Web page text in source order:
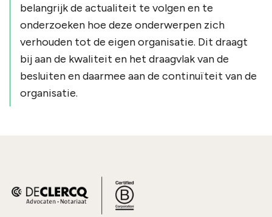
belangrijk de actualiteit te volgen en te
onderzoeken hoe deze onderwerpen zich
verhouden tot de eigen organisatie. Dit draagt
bij aan de kwaliteit en het draagvlak van de
besluiten en daarmee aan de continuïteit van de
organisatie.